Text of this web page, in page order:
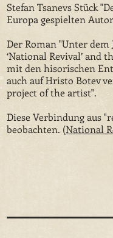
Stefan Tsanevs Stück
Europa gespielten
Der Roman "Unter
‘National Revival’ and
mit den hisorischen
auch auf Hristo Botev
project of the artist".
Diese Verbindung aus
beobachten. (National